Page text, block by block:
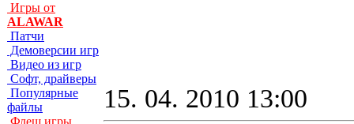
Игры от
ALAWAR
Патчи
Демоверсии игр
Видео из игр
Софт, драйверы
Популярные
файлы
15. 04. 2010 13:00